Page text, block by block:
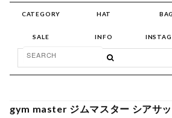
CATEGORY HAT BAG
SALE INFO
gym master ジムマスター シアサ